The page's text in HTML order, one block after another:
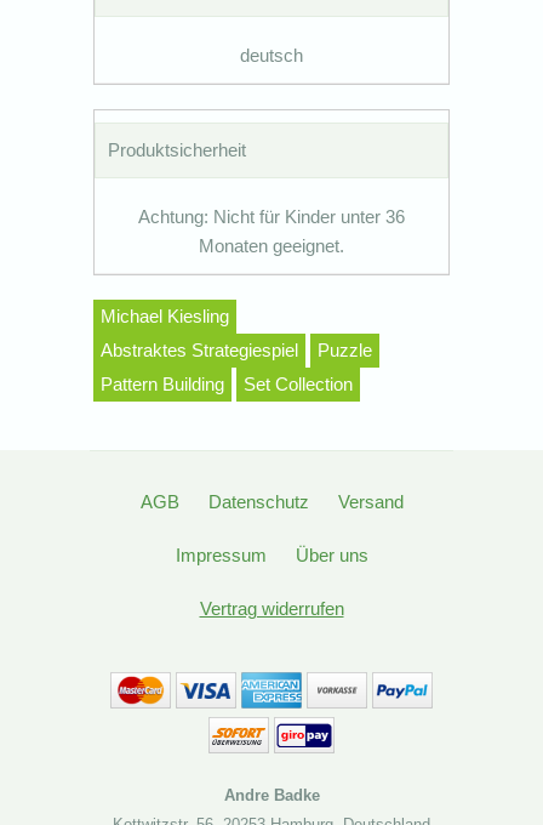
deutsch
Produktsicherheit
Achtung: Nicht für Kinder unter 36
Monaten geeignet.
Michael Kiesling
Abstraktes Strategiespiel
Puzzle
Pattern Building
Set Collection
AGB Datenschutz Versand
Impressum Über uns
Vertrag widerrufen
Andre Badke